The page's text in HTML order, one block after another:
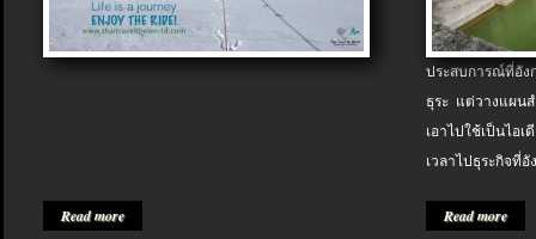
Read more
ประสบการณ์ที่อัง
ธุระ แต่วางแผน
เอาไปใช้เป็นไอ
เวลาไปธุระกิจที่อั
Read more